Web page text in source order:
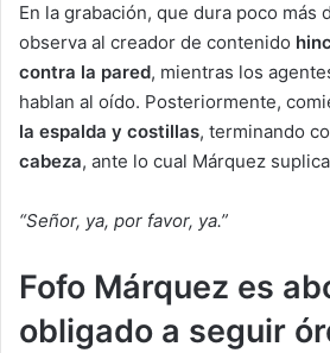
En la grabación, que dura poco más
observa al creador de contenido
contra la pared, mientras los
hablan al oído. Posteriormente,
la espalda y costillas, terminando
cabeza, ante lo cual Márquez
“Señor, ya, por favor, ya.”
Fofo Márquez es
obligado a seguir